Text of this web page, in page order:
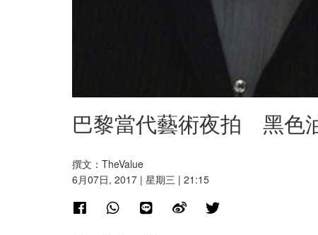
巴黎當代藝術夜拍 黑色
撰文：TheValue
6月07日, 2017 | 星期三 | 21:15